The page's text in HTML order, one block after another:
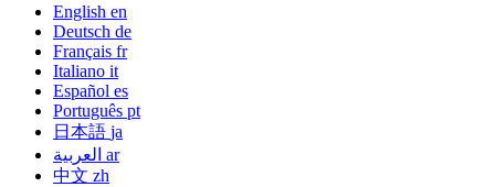
English en
Deutsch de
Français fr
Italiano it
Español es
Português pt
日本語 ja
ar
中文 zh